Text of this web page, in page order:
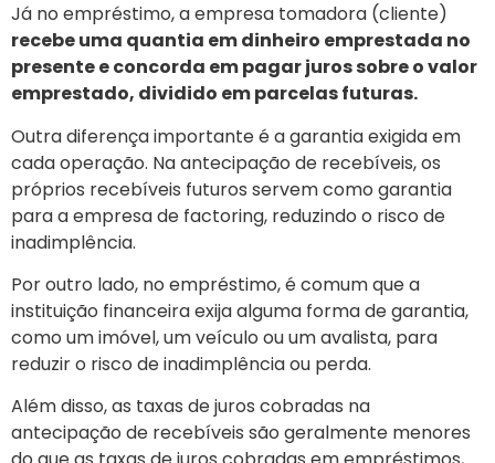
Já no empréstimo, a empresa tomadora (cliente)
recebe uma quantia em dinheiro emprestada no
presente e concorda em pagar juros sobre o valor
emprestado, dividido em parcelas futuras.
Outra diferença importante é a garantia exigida em
cada operação. Na antecipação de recebíveis, os
próprios recebíveis futuros servem como garantia
para a empresa de factoring, reduzindo o risco de
inadimplência.
Por outro lado, no empréstimo, é comum que a
instituição financeira exija alguma forma de garantia,
como um imóvel, um veículo ou um avalista, para
reduzir o risco de inadimplência ou perda.
Além disso, as taxas de juros cobradas na
antecipação de recebíveis são geralmente menores